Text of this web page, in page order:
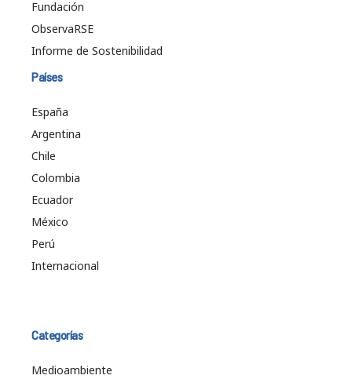
Fundación
ObservaRSE
Informe de Sostenibilidad
Países
España
Argentina
Chile
Colombia
Ecuador
México
Perú
Internacional
Categorías
Medioambiente